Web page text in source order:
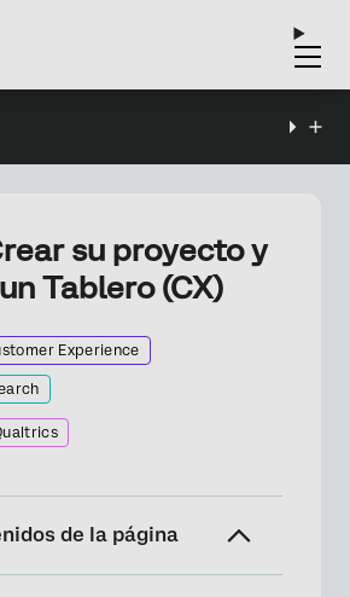
su proyecto y
Tablero (CX)
Experience
de la página